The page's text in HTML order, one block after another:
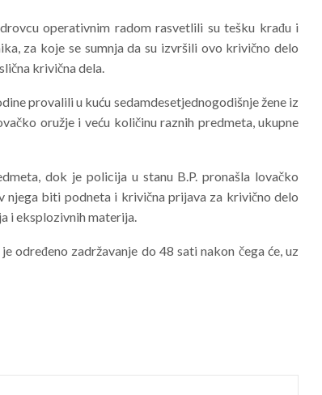
operativnim radom rasvetlili su tešku krađu i
za koje se sumnja da su izvršili ovo krivično delo
krivična dela.
provalili u kuću sedamdesetjednogodišnje žene iz
oružje i veću količinu raznih predmeta, ukupne
dok je policija u stanu B.P. pronašla lovačko
njega biti podneta i krivična prijava za krivično delo
i eksplozivnih materija.
određeno zadržavanje do 48 sati nakon čega će, uz